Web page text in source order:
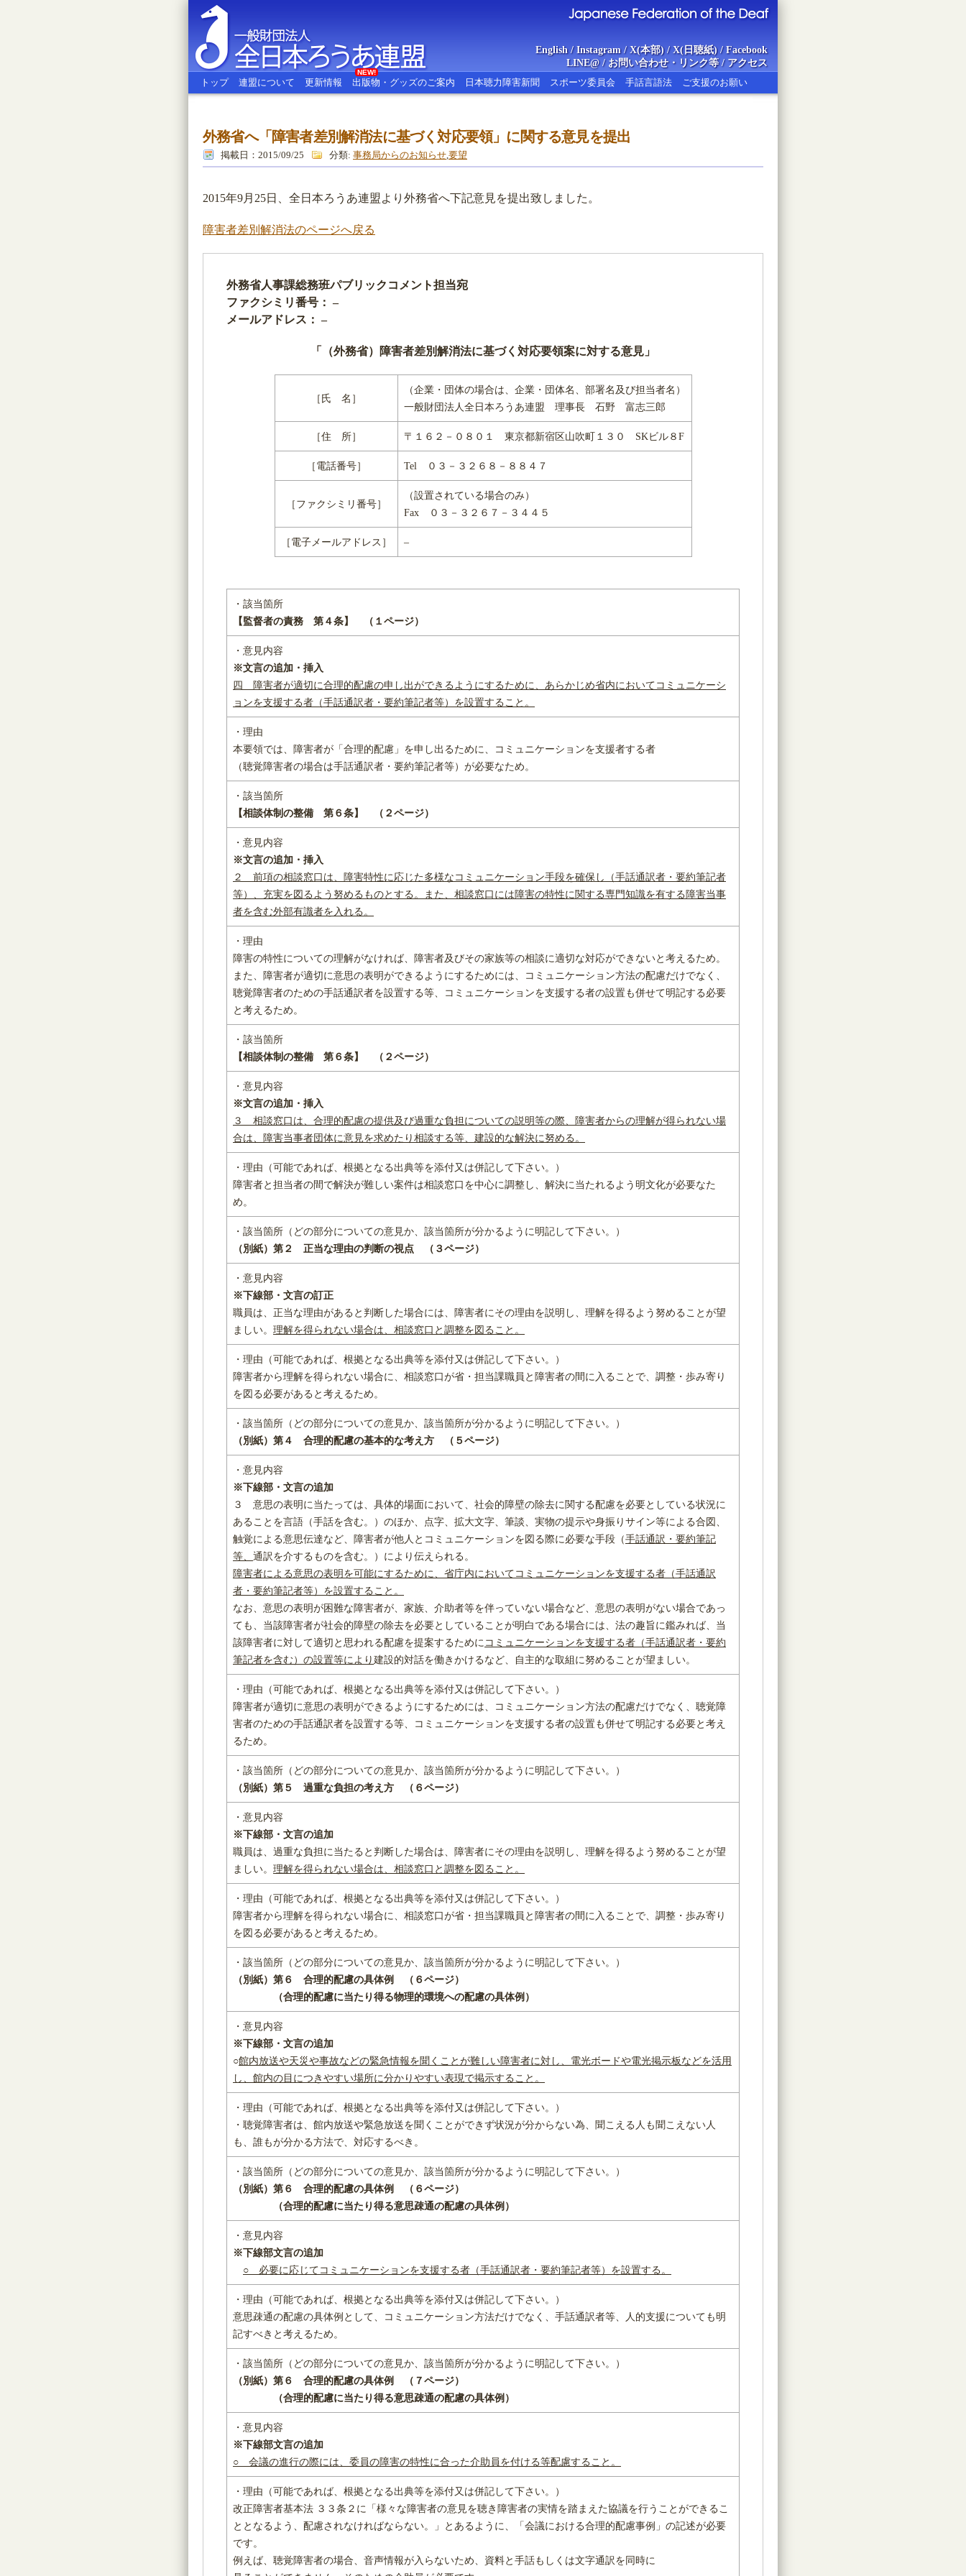
全日本ろうあ連盟
English/ Instagram/ X(本部)/ X(日聴紙)/ Facebook
LINE@/ お問い合わせ・リンク等/ アクセス
トップ
連盟について 更新情報 出版物・グッズのご案内
NEW!
日本聴力障害新聞 スポーツ委員会 手話言語法 ご支援のお願い
外務省へ「障害者差別解消法に基づく対応要領」に関する意見を提出
掲載日：2015/09/25 分類: 事務局からのお知らせ,要望
2015年9月25日、全日本ろうあ連盟より外務省へ下記意見を提出致しました。
障害者差別解消法のページへ戻る
外務省人事課総務班パブリックコメント担当宛
ファクシミリ番号： –
メールアドレス： –
「（外務省）障害者差別解消法に基づく対応要領案に対する意見」
［氏 名］
（企業・団体の場合は、企業・団体名、部署名及び担当者名）
一般財団法人全日本ろうあ連盟 理事長 石野 富志三郎
［住 所］ 〒１６２－０８０１ 東京都新宿区山吹町１３０ SKビル８F
［電話番号］ Tel ０３－３２６８－８８４７
［ファクシミリ番号］
（設置されている場合のみ）
Fax ０３－３２６７－３４４５
［電子メールアドレス］ –
・該当箇所
【監督者の責務 第４条】 （１ページ）
・意見内容
※文言の追加・挿入
四 障害者が適切に合理的配慮の申し出ができるようにするために、あらかじめ省内においてコミュニケーシ
ョンを支援する者（手話通訳者・要約筆記者等）を設置すること。
・理由
本要領では、障害者が「合理的配慮」を申し出るために、コミュニケーションを支援者する者
（聴覚障害者の場合は手話通訳者・要約筆記者等）が必要なため。
・該当箇所
【相談体制の整備 第６条】 （２ページ）
・意見内容
※文言の追加・挿入
２ 前項の相談窓口は、障害特性に応じた多様なコミュニケーション手段を確保し（手話通訳者・要約筆記者
等）、充実を図るよう努めるものとする。また、相談窓口には障害の特性に関する専門知識を有する障害当事
者を含む外部有識者を入れる 。
・理由
障害の特性についての理解がなければ、障害者及びその家族等の相談に適切な対応ができないと考えるため。
また、障害者が適切に意思の表明ができるようにするためには、コミュニケーション方法の配慮だけでなく、
聴覚障害者のための手話通訳者を設置する等、コミュニケーションを支援する者の設置も併せて明記する必要
と考えるため。
・該当箇所
【相談体制の整備 第６条】 （２ページ）
・意見内容
※文言の追加・挿入
３ 相談窓口は、合理的配慮の提供及び過重な負担についての説明等の際、障害者からの理解が得られない場
合は、 障害当事者団体に意見を求めたり相談する等、建設的な解決に努める。
・理由（可能であれば、根拠となる出典等を添付又は併記して下さい。）
障害者と担当者の間で解決が難しい案件は相談窓口を中心に調整し、解決に当たれるよう明文化が必要なた
め。
・該当箇所（どの部分についての意見か、該当箇所が分かるように明記して下さい。）
（別紙）第２ 正当な理由の判断の視点 （３ページ）
・意見内容
※下線部・文言の訂正
職員は、正当な理由があると判断した場合には、障害者にその理由を説明し、理解を得るよう努めることが望
ましい。 理解を得られない場合は、相談窓口と調整を図ること。
・理由（可能であれば、根拠となる出典等を添付又は併記して下さい。）
障害者から理解を得られない場合に、相談窓口が省・担当課職員と障害者の間に入ることで、調整・歩み寄り
を図る必要があると考えるため。
・該当箇所（どの部分についての意見か、該当箇所が分かるように明記して下さい。）
（別紙）第４ 合理的配慮の基本的な考え方 （５ページ）
・意見内容
※下線部・文言の追加
３ 意思の表明に当たっては、具体的場面において、社会的障壁の除去に関する配慮を必要としている状況に
あることを言語（手話を含む。）のほか、点字、拡大文字、筆談、実物の提示や身振りサイン等による合図、
触覚による意思伝達など、障害者が他人とコミュニケーションを図る際に必要な手段（手話通訳・要約筆記
等、 通訳を介するものを含む。）により伝えられる。
障害者による意思の表明を可能にするために、省庁内においてコミュニケーションを支援する者（手話通訳
者・要約筆記者等）を設置すること。
なお、意思の表明が困難な障害者が、家族、介助者等を伴っていない場合など、意思の表明がない場合であっ
ても、当該障害者が社会的障壁の除去を必要としていることが明白である場合には、法の趣旨に鑑みれば、当
該障害者に対して適切と思われる配慮を提案するために コミュニケーションを支援する者（手話通訳者・要約
筆記者を含む）の設置等により建設的対話を働きかけるなど、自主的な取組に努めることが望ましい。
・理由（可能であれば、根拠となる出典等を添付又は併記して下さい。）
障害者が適切に意思の表明ができるようにするためには、コミュニケーション方法の配慮だけでなく、聴覚障
害者のための手話通訳者を設置する等、コミュニケーションを支援する者の設置も併せて明記する必要と考え
るため。
・該当箇所（どの部分についての意見か、該当箇所が分かるように明記して下さい。）
（別紙）第５ 過重な負担の考え方 （６ページ）
・意見内容
※下線部・文言の追加
職員は、過重な負担に当たると判断した場合は、障害者にその理由を説明し、理解を得るよう努めることが望
ましい。 理解を得られない場合は、相談窓口と調整を図ること。
・理由（可能であれば、根拠となる出典等を添付又は併記して下さい。）
障害者から理解を得られない場合に、相談窓口が省・担当課職員と障害者の間に入ることで、調整・歩み寄り
を図る必要があると考えるため。
・該当箇所（どの部分についての意見か、該当箇所が分かるように明記して下さい。）
（別紙）第６ 合理的配慮の具体例 （６ページ）
（合理的配慮に当たり得る物理的環境への配慮の具体例）
・意見内容
※下線部・文言の追加
○館内放送や天災や事故などの緊急情報を聞くことが難しい障害者に対し、電光ボードや電光掲示板などを活用
し、館内の目につきやすい場所に分かりやすい表現で掲示すること。
・理由（可能であれば、根拠となる出典等を添付又は併記して下さい。）
・聴覚障害者は、館内放送や緊急放送を聞くことができず状況が分からない為、聞こえる人も聞こえない人
も、誰もが分かる方法で、対応するべき。
・該当箇所（どの部分についての意見か、該当箇所が分かるように明記して下さい。）
（別紙）第６ 合理的配慮の具体例 （６ページ）
（合理的配慮に当たり得る意思疎通の配慮の具体例）
・意見内容
※下線部文言の追加
○ 必要に応じてコミュニケーションを支援する者（手話通訳者・要約筆記者等）を設置する。
・理由（可能であれば、根拠となる出典等を添付又は併記して下さい。）
意思疎通の配慮の具体例として、コミュニケーション方法だけでなく、手話通訳者等、人的支援についても明
記すべきと考えるため。
・該当箇所（どの部分についての意見か、該当箇所が分かるように明記して下さい。）
（別紙）第６ 合理的配慮の具体例 （７ページ）
（合理的配慮に当たり得る意思疎通の配慮の具体例）
・意見内容
※下線部文言の追加
○ 会議の進行の際には、委員の障害の特性に合った介助員を付ける等配慮すること。
・理由（可能であれば、根拠となる出典等を添付又は併記して下さい。）
改正障害者基本法 ３３条２に「様々な障害者の意見を聴き障害者の実情を踏まえた協議を行うことができるこ
ととなるよう、配慮されなければならない。」とあるように、「会議における合理的配慮事例」の記述が必要
です。
例えば、聴覚障害者の場合、音声情報が入らないため、資料と手話もしくは文字通訳を同時に